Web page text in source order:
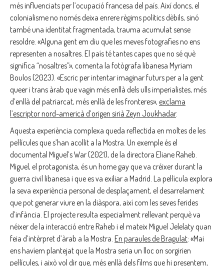
més influenciats per l’ocupació francesa del país. Així doncs, el
colonialisme no només deixa enrere règims polítics dèbils, sinó
també una identitat fragmentada, trauma acumulat sense
resoldre. «Alguna gent em diu que les meves fotografies no ens
representen a nosaltres. El país té tantes capes que no sé què
significa “nosaltres”», comenta la fotògrafa libanesa Myriam
Boulos (2023). «Escric per intentar imaginar futurs per a la gent
queer i trans àrab que vagin més enllà dels ulls imperialistes, més
d’enllà del patriarcat, més enllà de les fronteres», exclama
l’escriptor nord-americà d’origen sirià Zeyn Joukhadar.
Aquesta experiència complexa queda reflectida en moltes de les
pel·lícules que s’han acollit a la Mostra. Un exemple és el
documental Miguel’s War (2021), de la directora Eliane Raheb.
Miguel, el protagonista, és un home gay que va créixer durant la
guerra civil libanesa i que es va exiliar a Madrid. La pel·lícula explora
la seva experiència personal de desplaçament, el desarrelament
que pot generar viure en la diàspora, així com les seves ferides
d’infància. El projecte resulta especialment rellevant perquè va
néixer de la interacció entre Raheb i el mateix Miguel Jelelaty quan
feia d’intèrpret d’àrab a la Mostra. En paraules de Bragulat: «Mai
ens havíem plantejat que la Mostra seria un lloc on sorgirien
pel·lícules, i això vol dir que, més enllà dels films que hi presentem,